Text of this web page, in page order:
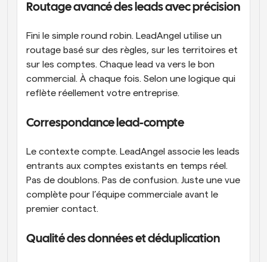
Routage avancé des leads avec précision
Fini le simple round robin. LeadAngel utilise un
routage basé sur des règles, sur les territoires et
sur les comptes. Chaque lead va vers le bon
commercial. À chaque fois. Selon une logique qui
reflète réellement votre entreprise.
Correspondance lead-compte
Le contexte compte. LeadAngel associe les leads
entrants aux comptes existants en temps réel.
Pas de doublons. Pas de confusion. Juste une vue
complète pour l’équipe commerciale avant le
premier contact.
Qualité des données et déduplication